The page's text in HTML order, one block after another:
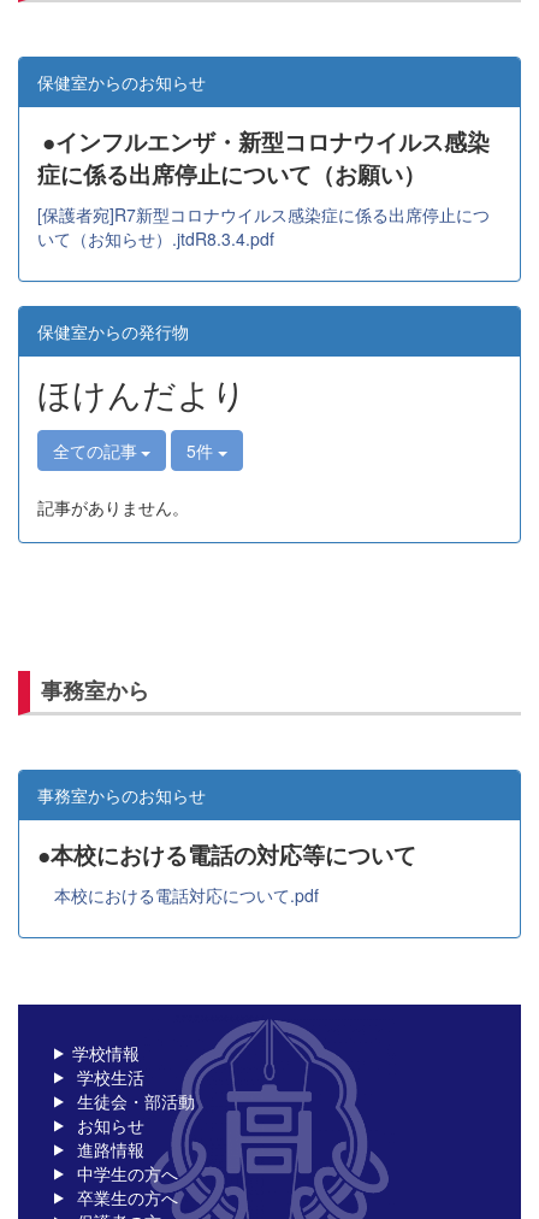
保健室からのお知らせ
●インフルエンザ・新型コロナウイルス感染
症に係る出席停止について（お願い）
[保護者宛]R7新型コロナウイルス感染症に係る出席停止につ
いて（お知らせ）.jtdR8.3.4.pdf
保健室からの発行物
ほけんだより
全ての記事 5件
記事がありません。
事務室から
事務室からのお知らせ
●本校における電話の対応等について
本校における電話対応について.pdf
学校情報
学校生活
生徒会・部活動
お知らせ
進路情報
中学生の方へ
卒業生の方へ